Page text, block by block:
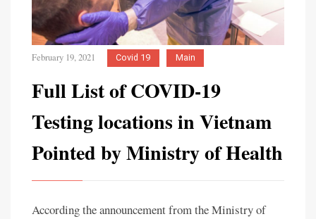
February 19, 2021 Covid 19 Main
Full List of COVID-19
Testing locations in Vietnam
Pointed by Ministry of Health
According the announcement from the Ministry of